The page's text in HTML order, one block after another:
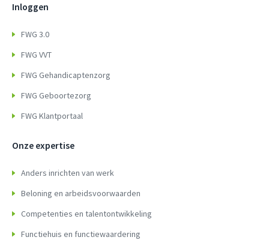
Inloggen
FWG 3.0
FWG VVT
FWG Gehandicaptenzorg
FWG Geboortezorg
FWG Klantportaal
Onze expertise
Anders inrichten van werk
Beloning en arbeidsvoorwaarden
Competenties en talentontwikkeling
Functiehuis en functiewaardering